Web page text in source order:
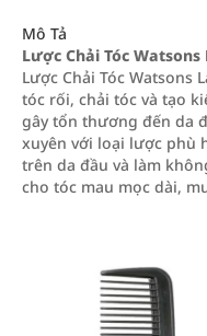
Mô Tả
Lược Chải Tóc
Lược Chải Tóc Watsons
tóc rối, chải tóc và tạo
gây tổn thương đến da
xuyên với loại lược phù
trên da đầu và làm
cho tóc mau mọc dài,